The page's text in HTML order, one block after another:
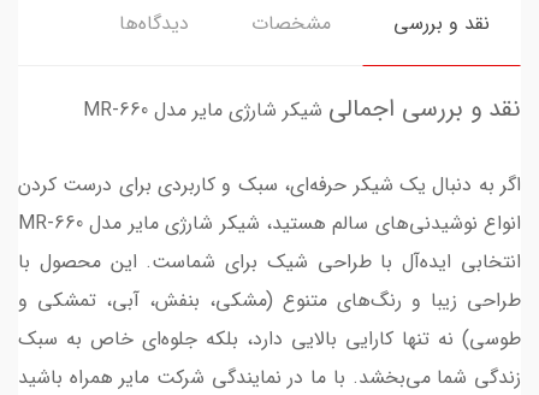
نقد و بررسی مشخصات دیدگاه‌ها
نقد و بررسی اجمالی شیکر شارژی مایر مدل MR-660
اگر به دنبال یک شیکر حرفه‌ای، سبک و کاربردی برای درست کردن
انواع نوشیدنی‌های سالم هستید، شیکر شارژی مایر مدل MR-660
انتخابی ایده‌آل با طراحی شیک برای شماست. این محصول با
طراحی زیبا و رنگ‌های متنوع (مشکی، بنفش، آبی، تمشکی و
طوسی) نه تنها کارایی بالایی دارد، بلکه جلوه‌ای خاص به سبک
زندگی شما می‌بخشد. با ما در نمایندگی شرکت مایر همراه باشید